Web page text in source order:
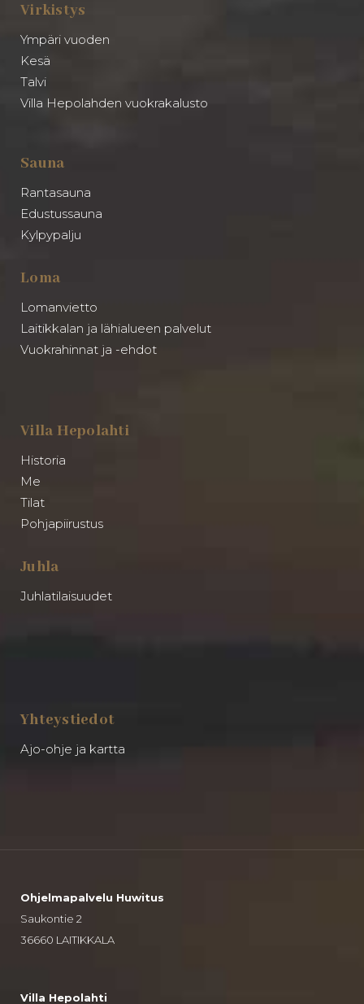
Virkistys
Ympäri vuoden
Kesä
Talvi
Villa Hepolahden vuokrakalusto
Sauna
Rantasauna
Edustussauna
Kylpypalju
Loma
Lomanvietto
Laitikkalan ja lähialueen palvelut
Vuokrahinnat ja -ehdot
Villa Hepolahti
Historia
Me
Tilat
Pohjapiirustus
Juhla
Juhlatilaisuudet
Yhteystiedot
Ajo-ohje ja kartta
Ohjelmapalvelu Huwitus
Saukontie 2
36660 LAITIKKALA
Villa Hepolahti